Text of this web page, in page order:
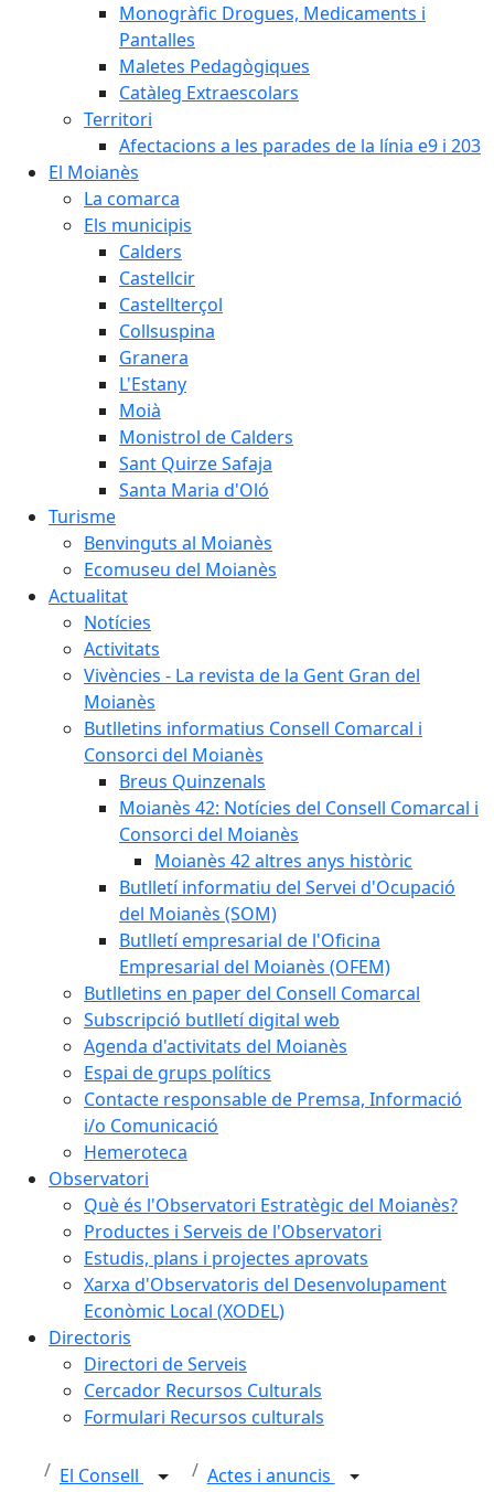
Monogràfic Drogues, Medicaments i
Pantalles
Maletes Pedagògiques
Catàleg Extraescolars
Territori
Afectacions a les parades de la línia e9 i 203
El Moianès
La comarca
Els municipis
Calders
Castellcir
Castellterçol
Collsuspina
Granera
L'Estany
Moià
Monistrol de Calders
Sant Quirze Safaja
Santa Maria d'Oló
Turisme
Benvinguts al Moianès
Ecomuseu del Moianès
Actualitat
Notícies
Activitats
Vivències - La revista de la Gent Gran del
Moianès
Butlletins informatius Consell Comarcal i
Consorci del Moianès
Breus Quinzenals
Moianès 42: Notícies del Consell Comarcal i
Consorci del Moianès
Moianès 42 altres anys històric
Butlletí informatiu del Servei d'Ocupació
del Moianès (SOM)
Butlletí empresarial de l'Oficina
Empresarial del Moianès (OFEM)
Butlletins en paper del Consell Comarcal
Subscripció butlletí digital web
Agenda d'activitats del Moianès
Espai de grups polítics
Contacte responsable de Premsa, Informació
i/o Comunicació
Hemeroteca
Observatori
Què és l'Observatori Estratègic del Moianès?
Productes i Serveis de l'Observatori
Estudis, plans i projectes aprovats
Xarxa d'Observatoris del Desenvolupament
Econòmic Local (XODEL)
Directoris
Directori de Serveis
Cercador Recursos Culturals
Formulari Recursos culturals
El Consell Actes i anuncis